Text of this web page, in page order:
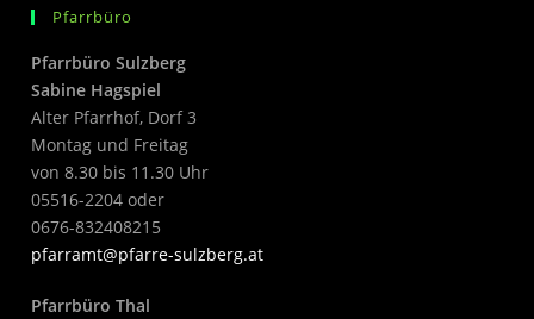
Pfarrbüro
Pfarrbüro Sulzberg
Sabine Hagspiel
Alter Pfarrhof, Dorf 3
Montag und Freitag
von 8.30 bis 11.30 Uhr
05516-2204 oder
0676-832408215
pfarramt@pfarre-sulzberg.at
Pfarrbüro Thal